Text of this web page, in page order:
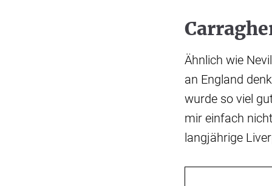
Ähnlich wie
an England
wurde so viel
mir einfach
langjährige